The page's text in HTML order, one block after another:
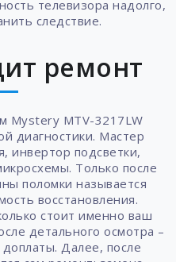
телевизора надолго,
следствие.
ремонт
Mystery MTV-3217LW
диагностики. Мастер
инвертор подсветки,
Только после
поломки называется
восстановления.
стоит именно ваш
детального осмотра –
Далее, после